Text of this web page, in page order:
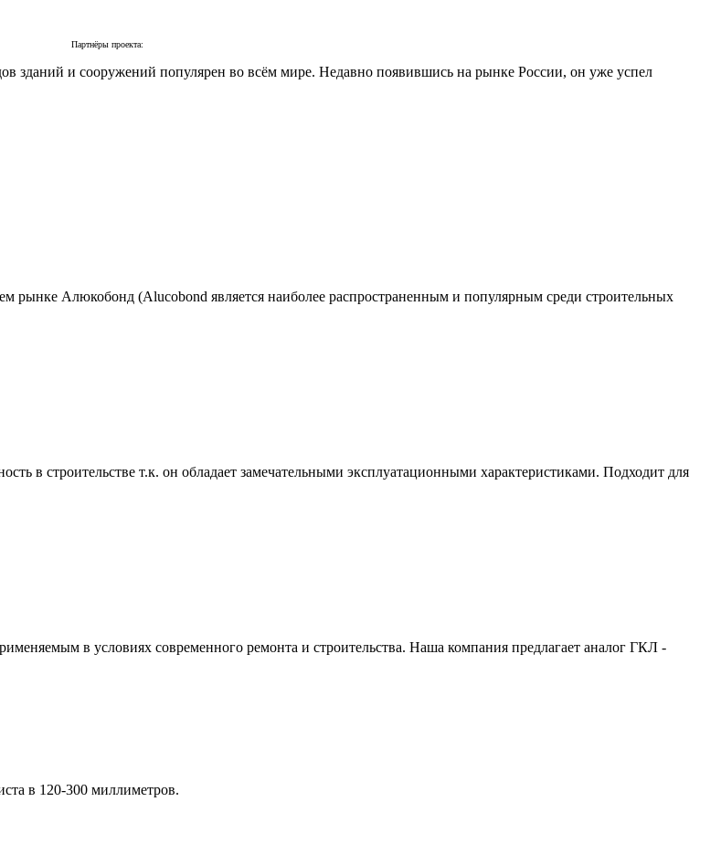
Партнёры проекта:
зданий и сооружений популярен во всём мире. Недавно появившись на рынке России, он уже успел
Алюкобонд (Alucobond является наиболее распространенным и популярным среди строительных
в строительстве т.к. он обладает замечательными эксплуатационными характеристиками. Подходит для
в условиях современного ремонта и строительства. Наша компания предлагает аналог ГКЛ -
в 120-300 миллиметров.